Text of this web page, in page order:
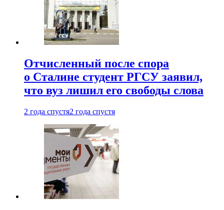
Отчисленный после спора
о Сталине студент РГСУ заявил,
что вуз лишил его свободы слова
2 года спустя2 года спустя